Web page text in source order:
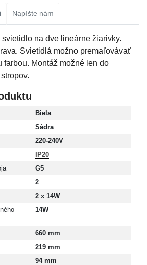
Napíšte nám
na dve lineárne žiarivky.
Svietidlá možno premaľovávať
farbou. Montáž možné len do
Biela
Sádra
220-240V
IP20
G5
2
2 x 14W
14W
660 mm
219 mm
94 mm